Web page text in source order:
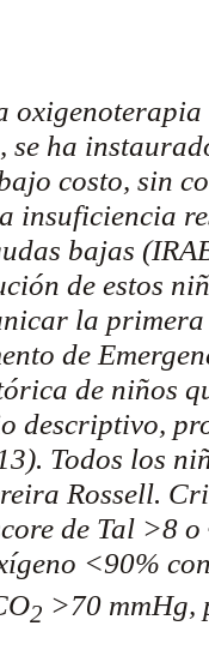
se ha
costo, sin
insuficiencia
bajas
de estos
la primera
de
de niños
descriptivo,
Todos los
Rossell.
de Tal >8
<90%
2 >70 mmHg,